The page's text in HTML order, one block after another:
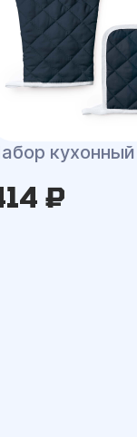
кухонный
₽